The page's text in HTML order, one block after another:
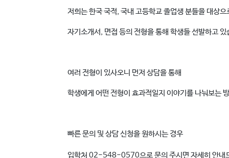
저희는 한국 국적, 국내 고등학교 졸업생 분들을 대상으
자기소개서, 면접 등의 전형을 통해 학생들 선발하고 있
여러 전형이 있사오니 먼저 상담을 통해
학생에게 어떤 전형이 효과적일지 이야기를 나눠보는
빠른 문의 및 상담 신청을 원하시는 경우
입학처 02-548-0570으로 문의 주시면 자세히 안내